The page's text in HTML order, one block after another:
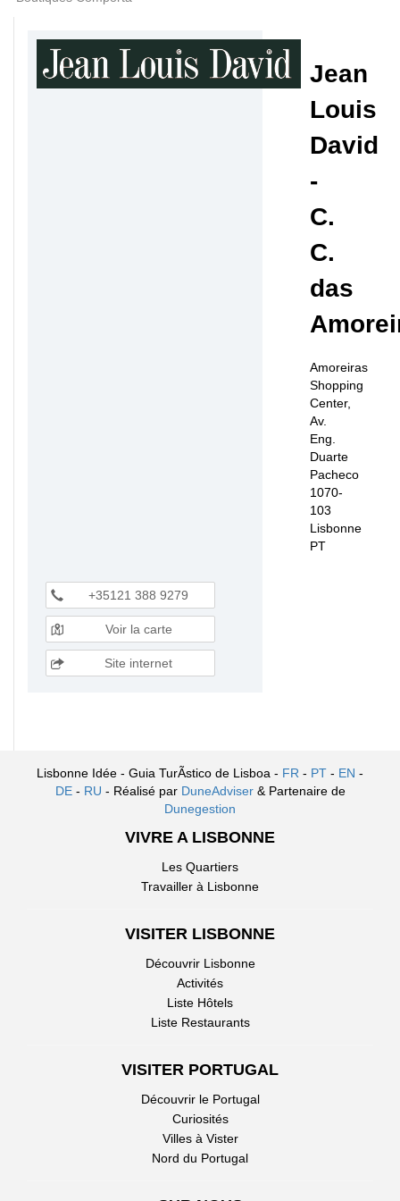
Jean
Louis
David
-
C.
C.
das
Amoreiras
Shopping
Center,
Av.
Eng.
Duarte
Pacheco
1070-
103
Lisbonne
PT
+35121 388 9279
Voir la carte
Site internet
Lisbonne Idée - Guia TurÃ­stico de Lisboa - FR - PT - EN -
DE- RU - Réalisé par DuneAdviser & Partenaire de
Dunegestion
VIVRE A LISBONNE
Les Quartiers
Travailler à Lisbonne
VISITER LISBONNE
Découvrir Lisbonne
Activités
Liste Hôtels
Liste Restaurants
VISITER PORTUGAL
Découvrir le Portugal
Curiosités
Villes à Vister
Nord du Portugal